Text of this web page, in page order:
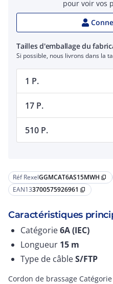
Réf RexelGGMCAT6AS15MWH content_copy
EAN133700575926961 content_copy
Caractéristiques
Catégorie6A (IEC)
Longueur 15 m
Type de câbleS/FTP
Cordon de brassage
pour voir vos
Tailles d'emballage du
Si possible, nous livrons dans la
1 P.
17 P.
510 P.